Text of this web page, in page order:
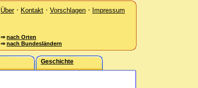
Über· Kontakt · Vorschlagen · Impressum
⇒ nach Orten
⇒ nach Bundesländern
Geschichte